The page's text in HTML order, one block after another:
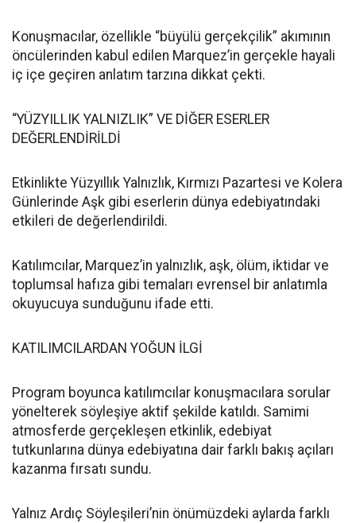
Konuşmacılar, özellikle “büyülü gerçekçilik” akımının
öncülerinden kabul edilen Marquez’in gerçekle hayali
iç içe geçiren anlatım tarzına dikkat çekti.
“YÜZYILLIK YALNIZLIK” VE DİĞER ESERLER
DEĞERLENDİRİLDİ
Etkinlikte Yüzyıllık Yalnızlık, Kırmızı Pazartesi ve Kolera
Günlerinde Aşk gibi eserlerin dünya edebiyatındaki
etkileri de değerlendirildi.
Katılımcılar, Marquez’in yalnızlık, aşk, ölüm, iktidar ve
toplumsal hafıza gibi temaları evrensel bir anlatımla
okuyucuya sunduğunu ifade etti.
KATILIMCILARDAN YOĞUN İLGİ
Program boyunca katılımcılar konuşmacılara sorular
yönelterek söyleşiye aktif şekilde katıldı. Samimi
atmosferde gerçekleşen etkinlik, edebiyat
tutkunlarına dünya edebiyatına dair farklı bakış açıları
kazanma fırsatı sundu.
Yalnız Ardıç Söyleşileri’nin önümüzdeki aylarda farklı